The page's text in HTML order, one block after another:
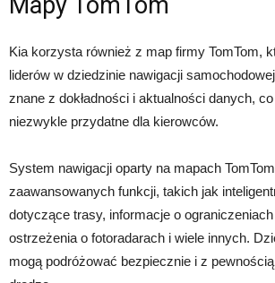
Kia korzysta również z map firmy TomTom,
liderów w dziedzinie nawigacji
znane z dokładności i aktualności danych,
niezwykle przydatne dla kierowców.
System nawigacji oparty na mapach
zaawansowanych funkcji, takich jak
dotyczące trasy, informacje o
ostrzeżenia o fotoradarach i wiele innych.
mogą podróżować bezpiecznie i z